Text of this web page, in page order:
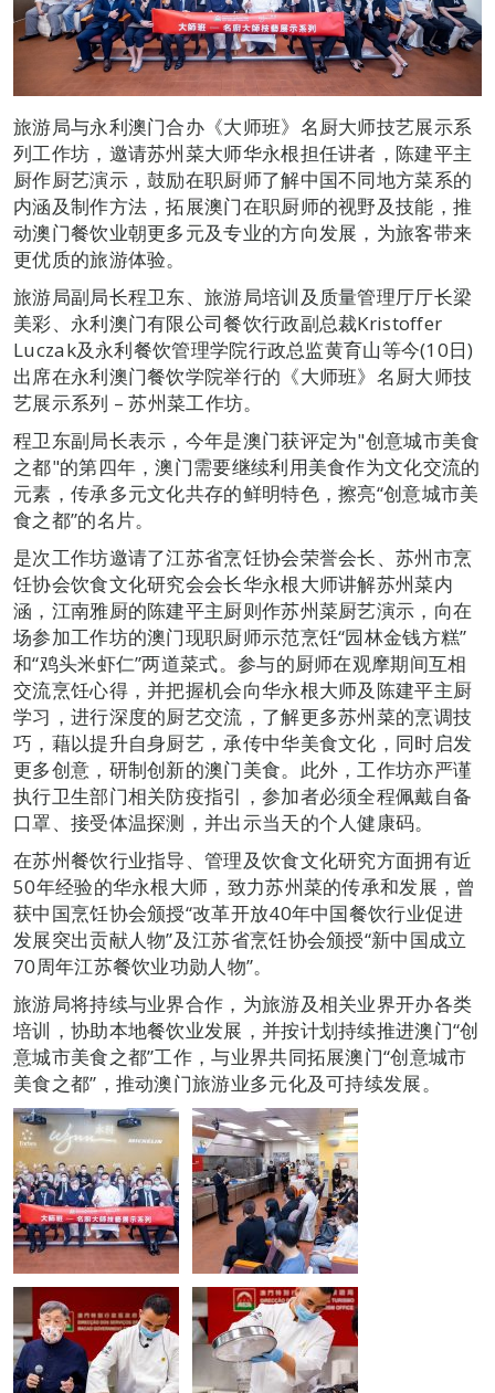
旅游局与永利澳门合办《大师班》名厨大师技艺展示系
列工作坊，邀请苏州菜大师华永根担任讲者，陈建平主
厨作厨艺演示，鼓励在职厨师了解中国不同地方菜系的
内涵及制作方法，拓展澳门在职厨师的视野及技能，推
动澳门餐饮业朝更多元及专业的方向发展，为旅客带来
更优质的旅游体验。
旅游局副局长程卫东、旅游局培训及质量管理厅厅长梁
美彩、永利澳门有限公司餐饮行政副总裁Kristoffer
Luczak及永利餐饮管理学院行政总监黄育山等今(10日)
出席在永利澳门餐饮学院举行的《大师班》名厨大师技
艺展示系列 – 苏州菜工作坊。
程卫东副局长表示，今年是澳门获评定为"创意城市美食
之都"的第四年，澳门需要继续利用美食作为文化交流的
元素，传承多元文化共存的鲜明特色，擦亮“创意城市美
食之都”的名片。
是次工作坊邀请了江苏省烹饪协会荣誉会长、苏州市烹
饪协会饮食文化研究会会长华永根大师讲解苏州菜内
涵，江南雅厨的陈建平主厨则作苏州菜厨艺演示，向在
场参加工作坊的澳门现职厨师示范烹饪“园林金钱方糕”
和“鸡头米虾仁”两道菜式。参与的厨师在观摩期间互相
交流烹饪心得，并把握机会向华永根大师及陈建平主厨
学习，进行深度的厨艺交流，了解更多苏州菜的烹调技
巧，藉以提升自身厨艺，承传中华美食文化，同时启发
更多创意，研制创新的澳门美食。此外，工作坊亦严谨
执行卫生部门相关防疫指引，参加者必须全程佩戴自备
口罩、接受体温探测，并出示当天的个人健康码。
在苏州餐饮行业指导、管理及饮食文化研究方面拥有近
50年经验的华永根大师，致力苏州菜的传承和发展，曾
获中国烹饪协会颁授“改革开放40年中国餐饮行业促进
发展突出贡献人物”及江苏省烹饪协会颁授“新中国成立
70周年江苏餐饮业功勋人物”。
旅游局将持续与业界合作，为旅游及相关业界开办各类
培训，协助本地餐饮业发展，并按计划持续推进澳门“创
意城市美食之都”工作，与业界共同拓展澳门“创意城市
美食之都”，推动澳门旅游业多元化及可持续发展。